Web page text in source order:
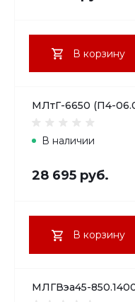
В корзину
МЛтГ-6650 (П4-
В наличии
28 695 руб.
В корзину
МЛГВэа45-